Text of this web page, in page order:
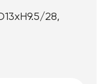
28,